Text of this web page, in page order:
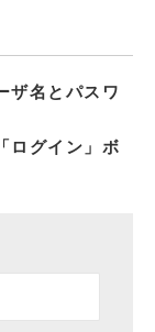
ザ名とパスワ
ログイン」ボ